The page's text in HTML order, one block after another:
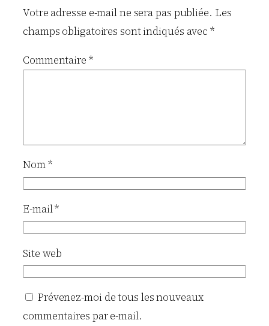
Votre adresse e-mail ne sera pas publiée. Les
champs obligatoires sont indiqués avec*
Commentaire *
Nom*
E-mail*
Site web
Prévenez-moi de tous les nouveaux
commentaires par e-mail.